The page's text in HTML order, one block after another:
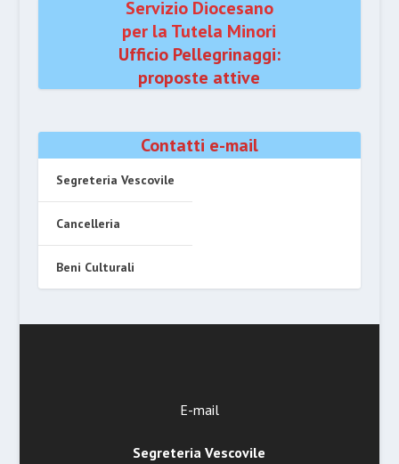
Servizio Diocesano
per la Tutela Minori
Ufficio Pellegrinaggi:
proposte attive
Contatti e-mail
Segreteria Vescovile
Cancelleria
Beni Culturali
E-mail
Segreteria Vescovile